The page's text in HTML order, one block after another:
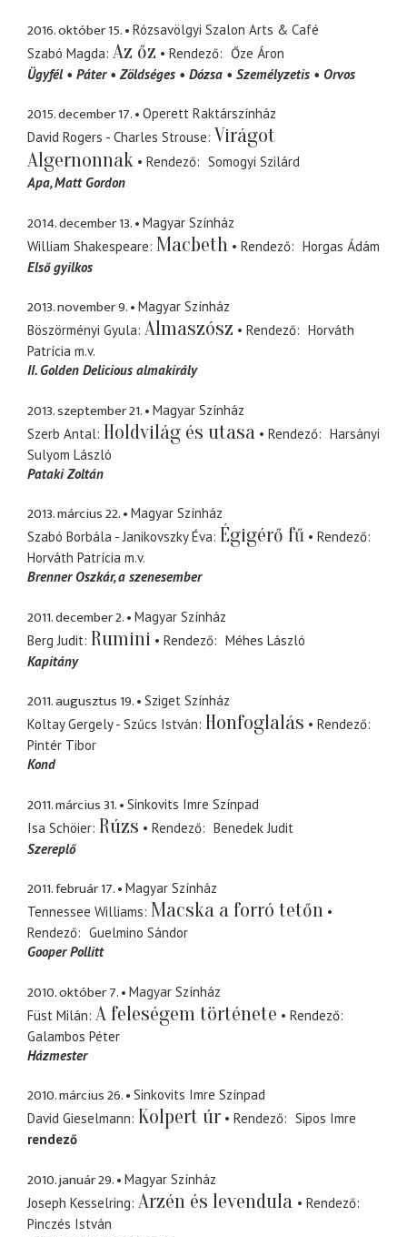
2016. október 15.
Rózsavölgyi Szalon Arts & Café
Szabó Magda Az őz Rendező
Őze Áron
Ügyfél
Páter Zöldséges Dózsa Személyzetis Orvos
2015. december 17.
Operett Raktárszínház
David Rogers - Charles Strouse Virágot
Algernonnak
Rendező
Somogyi Szilárd
Apa Matt Gordon
2014. december 13.
Magyar Színház
William Shakespeare Macbeth Rendező
Horgas Ádám
Első gyilkos
2013. november 9.
Magyar Színház
Böszörményi Gyula Almaszósz Rendező
Horváth
Patrícia m.v.
II. Golden Delicious almakirály
2013. szeptember 21.
Magyar Színház
Szerb Antal Holdvilág és utasa Rendező
Harsányi
Sulyom László
Pataki Zoltán
2013. március 22.
Magyar Színház
Szabó Borbála - Janikovszky Éva Égigérő fű
Rendező
Horváth Patrícia m.v.
Brenner Oszkár a szenesember
2011. december 2.
Magyar Színház
Berg Judit Rumini Rendező
Méhes László
Kapitány
2011. augusztus 19.
Sziget Színház
Koltay Gergely - Szűcs István Honfoglalás
Rendező
Pintér Tibor
Kond
2011. március 31.
Sinkovits Imre Színpad
Isa Schöier Rúzs Rendező
Benedek Judit
Szereplő
2011. február 17.
Magyar Színház
Tennessee Williams Macska a forró tetőn
Rendező
Guelmino Sándor
Gooper Pollitt
2010. október 7.
Magyar Színház
Füst Milán A feleségem története
Rendező
Galambos Péter
Házmester
2010. március 26.
Sinkovits Imre Színpad
David Gieselmann Kolpert úr Rendező
Sipos Imre
rendező
2010. január 29.
Magyar Színház
Joseph Kesselring Arzén és levendula
Rendező
Pinczés István